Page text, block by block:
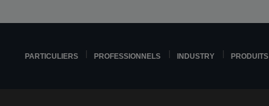
PARTICULIERS PROFESSIONNELS INDUSTRY PRODUITS